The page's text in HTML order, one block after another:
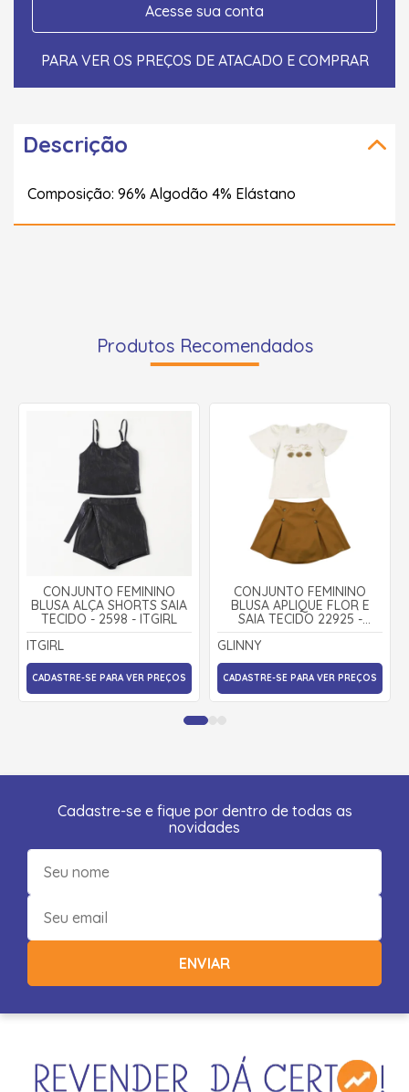
Acesse sua conta
PARA VER OS PREÇOS DE ATACADO E COMPRAR
Descrição
Composição: 96% Algodão 4% Elástano
Produtos Recomendados
CONJUNTO FEMININO
BLUSA ALÇA SHORTS SAIA
TECIDO - 2598 - ITGIRL
ITGIRL
CADASTRE-SE PARA VER PREÇOS
CONJUNTO FEMININO
BLUSA APLIQUE FLOR E
SAIA TECIDO 22925 -
GLINNY
GLINNY
CADASTRE-SE PARA VER PREÇOS
Cadastre-se e fique por dentro de todas as
novidades
ENVIAR